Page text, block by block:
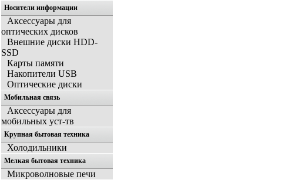
Носители информации
Аксессуары для
оптических дисков
Внешние диски HDD-
SSD
Карты памяти
Накопители USB
Оптические диски
Мобильная связь
Аксессуары для
мобильных уст-тв
Крупная бытовая техника
Холодильники
Мелкая бытовая техника
Микроволновые печи